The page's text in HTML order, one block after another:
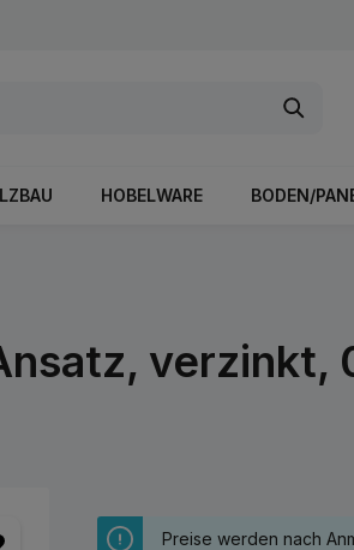
HOBELWARE BODEN/
verzinkt,
Preise werden nach